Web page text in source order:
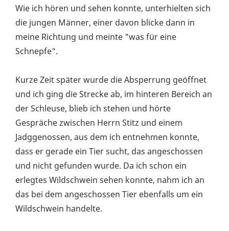
Wie ich hören und sehen konnte, unterhielten sich
die jungen Männer, einer davon blicke dann in
meine Richtung und meinte "was für eine
Schnepfe".
Kurze Zeit später wurde die Absperrung geöffnet
und ich ging die Strecke ab, im hinteren Bereich an
der Schleuse, blieb ich stehen und hörte
Gespräche zwischen Herrn Stitz und einem
Jadggenossen, aus dem ich entnehmen konnte,
dass er gerade ein Tier sucht, das angeschossen
und nicht gefunden wurde. Da ich schon ein
erlegtes Wildschwein sehen konnte, nahm ich an
das bei dem angeschossen Tier ebenfalls um ein
Wildschwein handelte.